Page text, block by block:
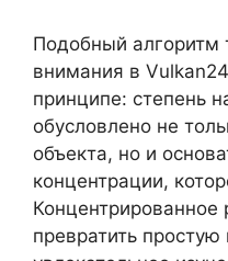
Подобный
внимания в
принципе: степень
обусловлено не
объекта, но и
концентрации,
Концентрированное
превратить